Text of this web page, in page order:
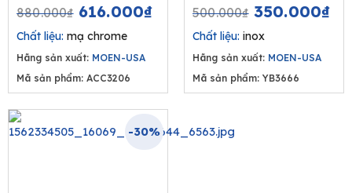
880.000₫ Original
price
was:
880.000₫.
616.000₫Current
616.000₫.
Chất liệu: mạ chrome
Hãng sản xuất: MOEN-USA
Mã sản phẩm: ACC3206
500.000₫ Original
was:
500.000₫.
350.000₫
Chất liệu: inox
Hãng sản xuất: MOEN-USA
Mã sản phẩm: YB3666
-30%